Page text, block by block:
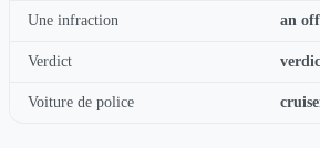
Une infraction an
Verdict
Voiture de police